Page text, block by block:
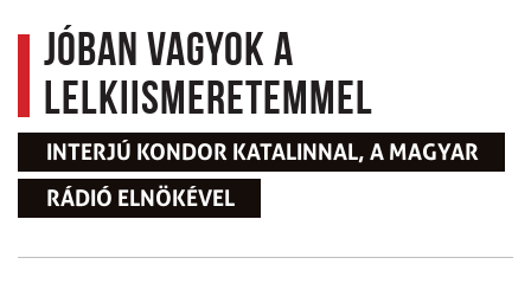
Jóban vagyok a
lelkiismeretemmel
INTERJÚ KONDOR KATALINNAL, A MAGYAR
RÁDIÓ ELNÖKÉVEL